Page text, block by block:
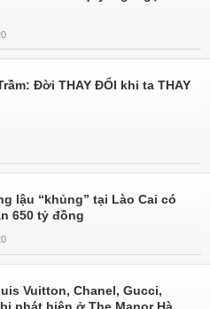
Đời THAY ĐỔI khi ta THAY
lậu “khủng” tại Lào Cai có
650 tỷ đồng
Vuitton, Chanel, Gucci,